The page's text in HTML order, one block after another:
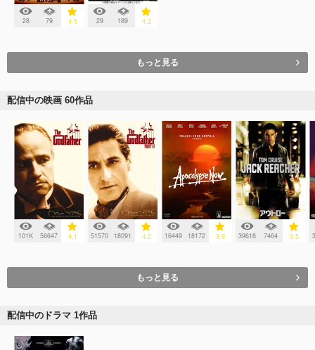
28 79 4.5 29 189 4.2
もっと見る
配信中の映画 60作品
101K 56647 4.1 51570 18091 4.2 16449 18172 3.9 39618 7464 3.5
もっと見る
配信中のドラマ 1作品